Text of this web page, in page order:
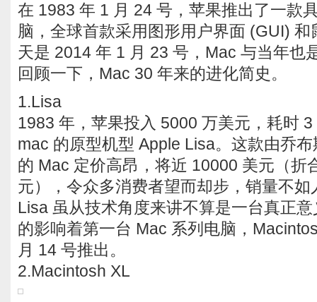
在 1983 年 1 月 24 号，苹果推出了一款
脑，全球首款采用图形用户界面 (GUI)
天是 2014 年 1 月 23 号，Mac 与当年也
回顾一下，Mac 30 年来的进化简史。
1.Lisa
1983 年，苹果投入 5000 万美元，耗时
mac 的原型机型 Apple Lisa。这款由乔
的 Mac 定价高昂，将近 10000 美元（折
元），令众多消费者望而却步，销量不如
Lisa 虽从技术角度来讲不算是一台真正
的影响着第一台 Mac 系列电脑，
月 14 号推出。
2.Macintosh XL